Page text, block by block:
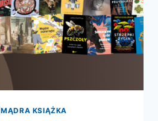
ZE
SZCZEGÓLNYM
UWZGLĘDNIENIEM
PROMOCJI
CZYTELNICTWA
|MĄDRA KSIĄŻKA